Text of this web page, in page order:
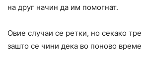
на друг начин да им помогнат.
Овие случаи се ретки, но секако
зашто се чини дека во поново